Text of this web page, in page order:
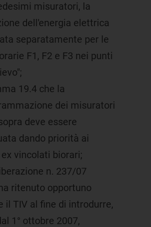
misuratori, la
dell'energia elettrica
separatamente per le
F1, F2 e F3 nei punti
19.4 che la
dei misuratori
deve essere
dando priorità ai
vincolati biorari;
n. 237/07
ritenuto opportuno
il TIV al fine di introdurre,
1° ottobre 2007,